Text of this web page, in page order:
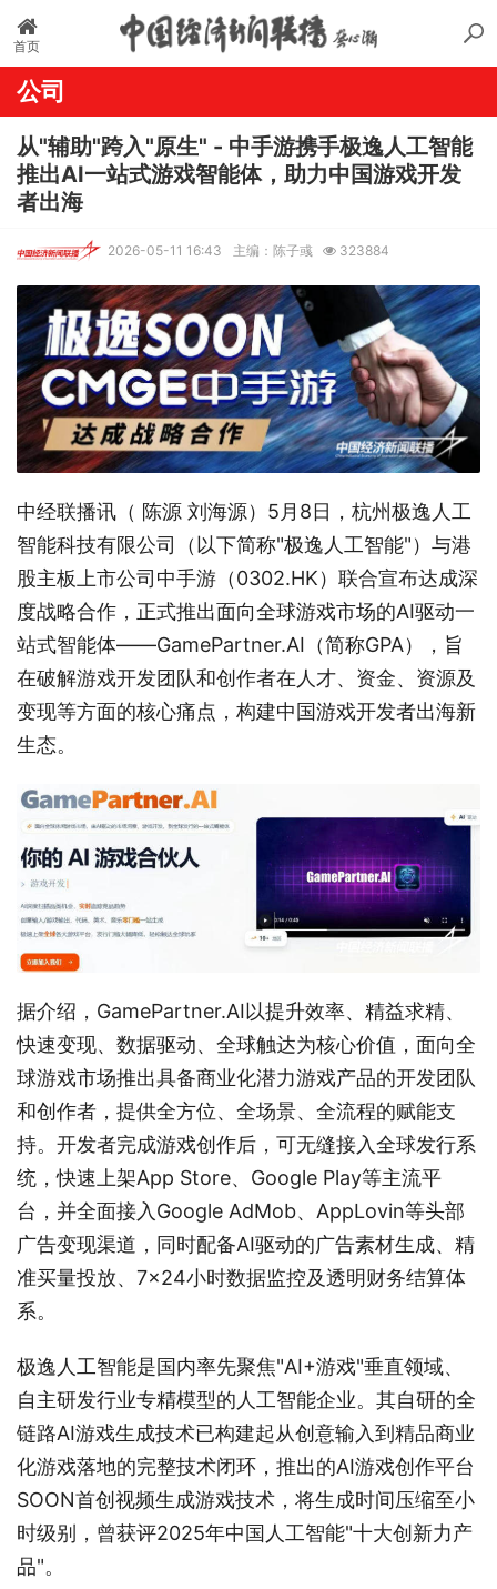
首页
公司
从"辅助"跨入"原生" - 中手游携手极逸人工智能
推出AI一站式游戏智能体，助力中国游戏开发
者出海
2026-05-11 16:43 主编：陈子彧 323884
中经联播讯（ 陈源 刘海源）5月8日，杭州极逸人工
智能科技有限公司（以下简称"极逸人工智能"）与港
股主板上市公司中手游（0302.HK）联合宣布达成深
度战略合作，正式推出面向全球游戏市场的AI驱动一
站式智能体——GamePartner.AI（简称GPA），旨
在破解游戏开发团队和创作者在人才、资金、资源及
变现等方面的核心痛点，构建中国游戏开发者出海新
生态。
据介绍，GamePartner.AI以提升效率、精益求精、
快速变现、数据驱动、全球触达为核心价值，面向全
球游戏市场推出具备商业化潜力游戏产品的开发团队
和创作者，提供全方位、全场景、全流程的赋能支
持。开发者完成游戏创作后，可无缝接入全球发行系
统，快速上架App Store、Google Play等主流平
台，并全面接入Google AdMob、AppLovin等头部
广告变现渠道，同时配备AI驱动的广告素材生成、精
准买量投放、7×24小时数据监控及透明财务结算体
系。
极逸人工智能是国内率先聚焦"AI+游戏"垂直领域、
自主研发行业专精模型的人工智能企业。其自研的全
链路AI游戏生成技术已构建起从创意输入到精品商业
化游戏落地的完整技术闭环，推出的AI游戏创作平台
SOON首创视频生成游戏技术，将生成时间压缩至小
时级别，曾获评2025年中国人工智能"十大创新力产
品"。